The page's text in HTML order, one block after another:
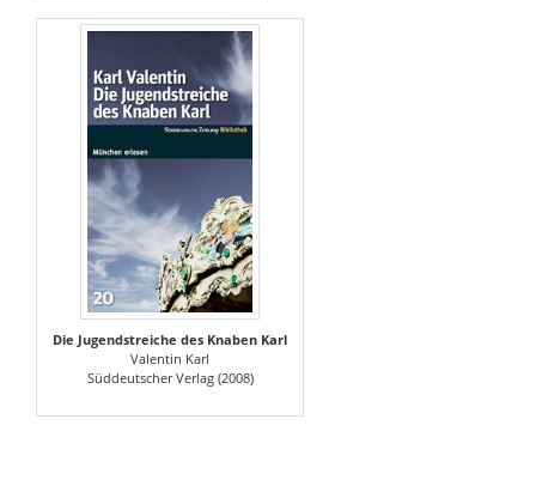
Die Jugendstreiche des Knaben Karl
Valentin Karl
Süddeutscher Verlag (2008)